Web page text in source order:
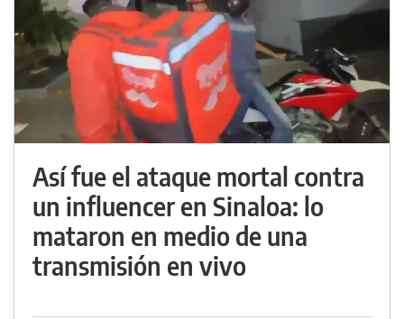
Así fue el ataque mortal contra
un influencer en Sinaloa: lo
mataron en medio de una
transmisión en vivo